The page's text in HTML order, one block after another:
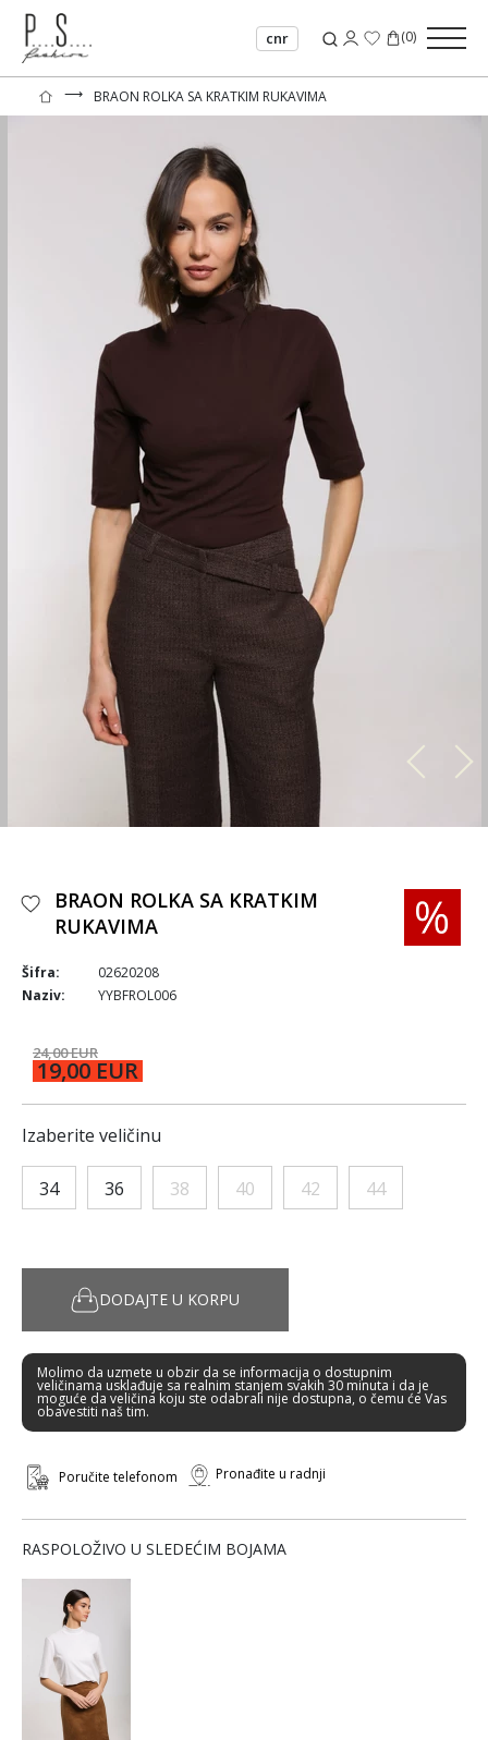
cnr (0)
⟶ BRAON ROLKA SA KRATKIM RUKAVIMA
BRAON ROLKA SA KRATKIM
RUKAVIMA
Šifra:
02620208
Naziv:
YYBFROL006
24,00 EUR
19,00 EUR
Izaberite veličinu
34 36 38 40 42 44
DODAJTE U KORPU
Molimo da uzmete u obzir da se informacija o dostupnim
veličinama usklađuje sa realnim stanjem svakih 30 minuta i da je
moguće da veličina koju ste odabrali nije dostupna, o čemu će Vas
obavestiti naš tim.
Poručite telefonom Pronađite u radnji
RASPOLOŽIVO U SLEDEĆIM BOJAMA